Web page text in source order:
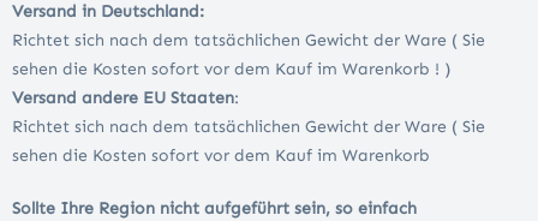
Versand in Deutschland:
Richtet sich nach dem tatsächlichen Gewicht der Ware ( Sie
sehen die Kosten sofort vor dem Kauf im Warenkorb ! )
Versand andere EU Staaten:
Richtet sich nach dem tatsächlichen Gewicht der Ware ( Sie
sehen die Kosten sofort vor dem Kauf im Warenkorb
Sollte Ihre Region nicht aufgeführt sein, so einfach